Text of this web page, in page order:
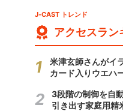
J-CAST トレンド
アクセスラン
米津玄師さんがイ
カード入りウエハ
3段階の制御を自
引き出す家庭用精